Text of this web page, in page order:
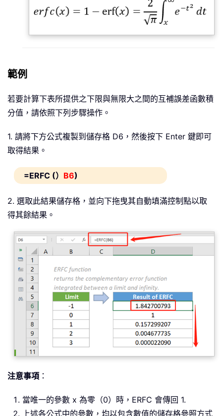
範例
若要計算下表所提供之下限與無限大之間的互補誤差函數積
分值，請依照下列步驟操作。
1. 請將下方公式複製到儲存格 D6，然後按下 Enter 鍵即可
取得結果。
=ERFC (） B6)
2. 選取此結果儲存格，並向下拖曳其自動填滿控制點以取
得其餘結果。
注意事項 ：
當唯一的參數 x 為零（0）時，ERFC 會傳回 1.
上述各公式中的參數，均以包含數值的儲存格參照方式